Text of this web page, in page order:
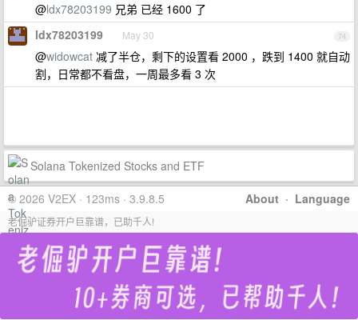
@ldx78203199 兄弟 已经 1600 了
74
ldx78203199 May 30
@widowcat 减了半仓，剩下的设置看 2000 ，跌到 1400 就自动
割，日常都不看盘，一周最多看 3 次
Solana Tokenized Stocks and ETF
About · Language
© 2026 V2EX · 123ms · 3.9.8.5
老倔驴证券开户巨靠谱，已助千人!